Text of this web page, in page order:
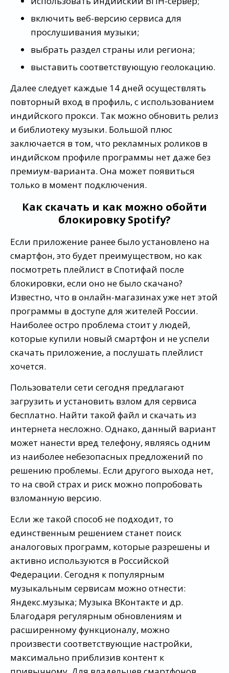
включить веб-версию сервиса для
прослушивания музыки;
выбрать раздел страны или региона;
выставить соответствующую геолокацию.
Далее следует каждые 14 дней осуществлять
повторный вход в профиль, с использованием
индийского прокси. Так можно обновить релиз
и библиотеку музыки. Большой плюс
заключается в том, что рекламных роликов в
индийском профиле программы нет даже без
премиум-варианта. Она может появиться
только в момент подключения.
Как скачать и как можно обойти
блокировку Spotify?
Если приложение ранее было установлено на
смартфон, это будет преимуществом, но как
посмотреть плейлист в Спотифай после
блокировки, если оно не было скачано?
Известно, что в онлайн-магазинах уже нет этой
программы в доступе для жителей России.
Наиболее остро проблема стоит у людей,
которые купили новый смартфон и не успели
скачать приложение, а послушать плейлист
хочется.
Пользователи сети сегодня предлагают
загрузить и установить взлом для сервиса
бесплатно. Найти такой файл и скачать из
интернета несложно. Однако, данный вариант
может нанести вред телефону, являясь одним
из наиболее небезопасных предложений по
решению проблемы. Если другого выхода нет,
то на свой страх и риск можно попробовать
взломанную версию.
Если же такой способ не подходит, то
единственным решением станет поиск
аналоговых программ, которые разрешены и
активно используются в Российской
Федерации. Сегодня к популярным
музыкальным сервисам можно отнести:
Яндекс.музыка; Музыка ВКонтакте и др.
Благодаря регулярным обновлениям и
расширенному функционалу, можно
произвести соответствующие настройки,
максимально приблизив контент к